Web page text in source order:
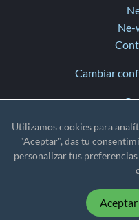
Utilizamos cookies para
"Aceptar", das tu
personalizar tus preferencias
Aceptar
Ne-
Cambiar